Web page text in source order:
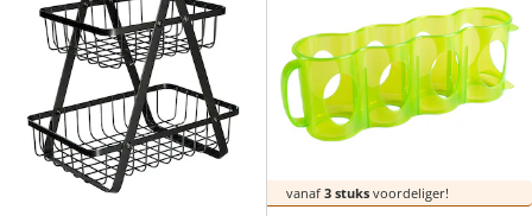
vanaf 3 stuksvoordeliger!